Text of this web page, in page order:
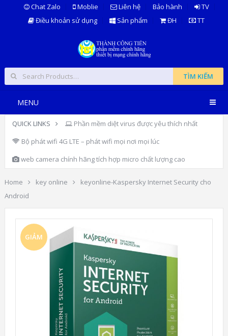
Chat Zalo Moblie Liên hệ Bảo hành
TV
Điều khoản sử dụng
Sản phẩm ĐH TT
TÌM KIẾM
MENU
QUICK LINKS
Phần mềm diệt virus được yêu thích nhất
Bộ phát wifi 4G LTE – phát wifi mọi nơi mọi lúc
web camera chính hãng tích hợp micro chất lượng cao
Home key online
keyonline-Kaspersky Internet Security cho
Android
GIẢM